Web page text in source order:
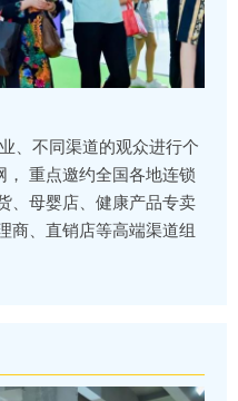
、不同渠道的观众进行个
重点邀约全国各地连锁
、母婴店、健康产品专卖
商、直销店等高端渠道组